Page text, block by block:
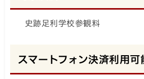
史跡足利学校参観料
スマートフォン決済利用可